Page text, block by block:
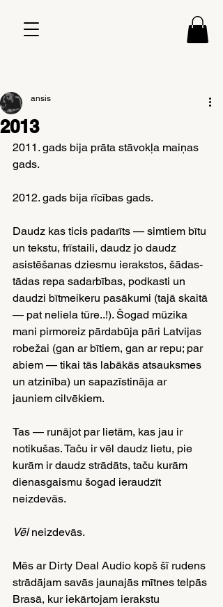
2013
ansis
2011. gads bija prāta stāvokļa maiņas
gads.
2012. gads bija rīcības gads.
Daudz kas ticis padarīts — simtiem bītu
un tekstu, frīstaili, daudz jo daudz
asistēšanas dziesmu ierakstos, šādas-
tādas repa sadarbības, podkasti un
daudzi bītmeikeru pasākumi (tajā skaitā
— pat neliela tūre..!). Šogad mūzika
mani pirmoreiz pārdabūja pāri Latvijas
robežai (gan ar bītiem, gan ar repu; par
abiem — tikai tās labākās atsauksmes
un atzinība) un sapazīstināja ar
jauniem cilvēkiem.
Tas — runājot par lietām, kas jau ir
notikušas. Taču ir vēl daudz lietu, pie
kurām ir daudz strādāts, taču kurām
dienasgaismu šogad ieraudzīt
neizdevās.
Vēl neizdevās.
Mēs ar Dirty Deal Audio kopš šī rudens
strādājam savās jaunajās mītnes telpās
Brasā, kur iekārtojam ierakstu